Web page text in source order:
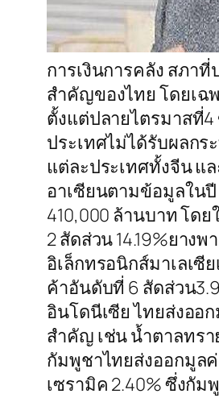
การเงินการคลัง สภา
สำคัญของไทย โดยเ
ตั้งแต่ปลายไตรมาสที่4
ประเทศไม่ได้รับผลก
แต่ละประเทศทั้งจีน แ
อาเซียนตามข้อมูลในปี
410,000 ล้านบาท โด
2 สัดส่วน 14.19%ยาง
อิเล็กทรอนิกส์มาเลเ
ค้าอันดับที่ 6 สัดส่วน
อินโดนีเซีย ไทยส่งออ
สำคัญ เช่น น้ำตาลทรา
กัมพูชาไทยส่งออกมูลค่
เซรามิค 2.40% ซึ่งกั